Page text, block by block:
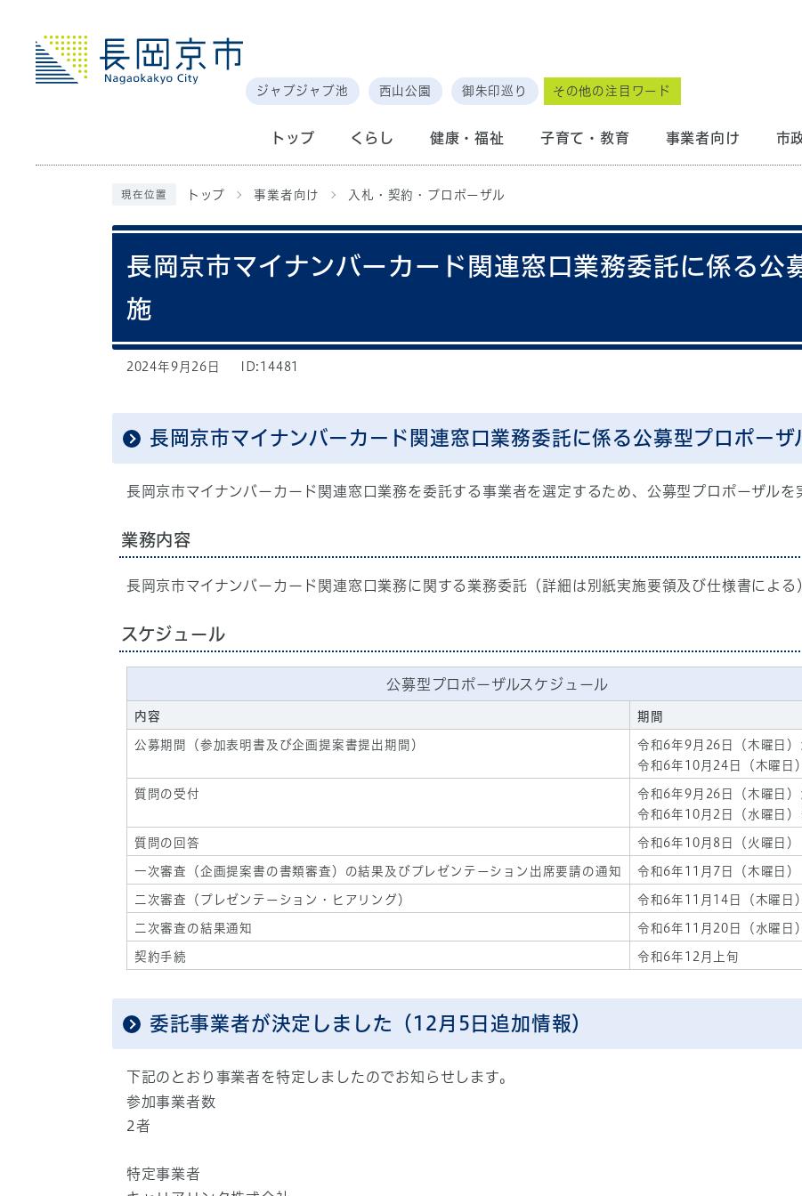
ジャブジャブ池 西山公園 御朱印巡り その他の注目ワード
トップ くらし 健康・福祉 子育て・教育 事業者向け 市
現在位置 トップ 事業者向け 入札・契約・プロポーザル
長岡京市マイナンバーカード関連窓口業務委託に係る公
施
2024年9月26日 ID:14481
長岡京市マイナンバーカード関連窓口業務委託に係る公募型プロポーザ
長岡京市マイナンバーカード関連窓口業務を委託する事業者を選定するため、公募型プロポーザルを
業務内容
長岡京市マイナンバーカード関連窓口業務に関する業務委託（詳細は別紙実施要領及び仕様書による
スケジュール
公募型プロポーザルスケジュール
内容 期間
公募期間（参加表明書及び企画提案書提出期間）
令和6年9月26日（木曜日）
令和6年10月24日（木曜日
質問の受付
令和6年9月26日（木曜日）
令和6年10月2日（水曜日）
質問の回答 令和6年10月8日（火曜日）
一次審査（企画提案書の書類審査）の結果及びプレゼンテーション出席要請の通知 令和6年11月7日（木曜日）
二次審査（プレゼンテーション・ヒアリング） 令和6年11月14日（木曜日
二次審査の結果通知 令和6年11月20日（水曜日
契約手続 令和6年12月上旬
委託事業者が決定しました（12月5日追加情報）
下記のとおり事業者を特定しましたのでお知らせします。
参加事業者数
2者
特定事業者